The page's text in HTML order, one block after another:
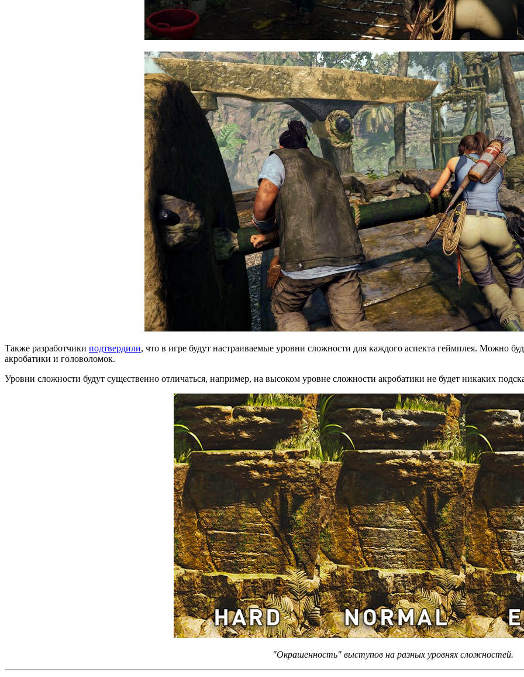
Также разработчики подтвердили, что в игре будут настраиваемые уровни сложности для каждого аспекта геймплея. Можно
акробатики и головоломок.
Уровни сложности будут существенно отличаться, например, на высоком уровне сложности акробатики не будет никаких
"Окрашенность" выступов на разных уровнях сложностей.